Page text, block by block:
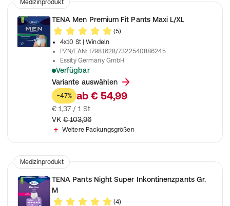
Medizinprodukt
TENA Men Premium Fit Pants Maxi L/XL
(5)
4x10 St
| Windeln
PZN/EAN:17981628/7322540886245
Essity Germany GmbH
Verfügbar
Pants für Männer zur Anwendung bei starker Inkontinenz und
Variante auswählen
-47% ab € 54,99
€ 1,37 / 1 St
VK € 103,96
Weitere Packungsgrößen
Medizinprodukt
TENA Pants Night Super Inkontinenzpants Gr.
M
(4)